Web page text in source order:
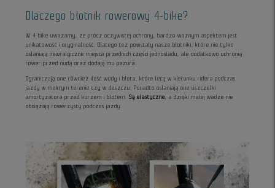
Dlaczego błotnik rowerowy 4-bike?
W 4-bike uważamy, że prócz oczywistej ochrony, bardzo ważnym aspektem jest
unikatowość i oryginalność. Dlatego też powstały nasze błotniki, które nie tylko
osłaniają newralgiczne miejsca przednich części jednośladu, ale dodatkowo ochronią
rower przed nudą oraz dodają mu pazura.
Ograniczają one również ilość wody i błota, które lecą w kierunku ridera podczas
jazdy w mokrym terenie czy w deszczu. Ponadto osłaniają one uszczelki
amortyzatora przed kurzem i błotem.Są elastyczne
, a dzięki małej wadze nie
obciążają rowerzysty podczas jazdy.